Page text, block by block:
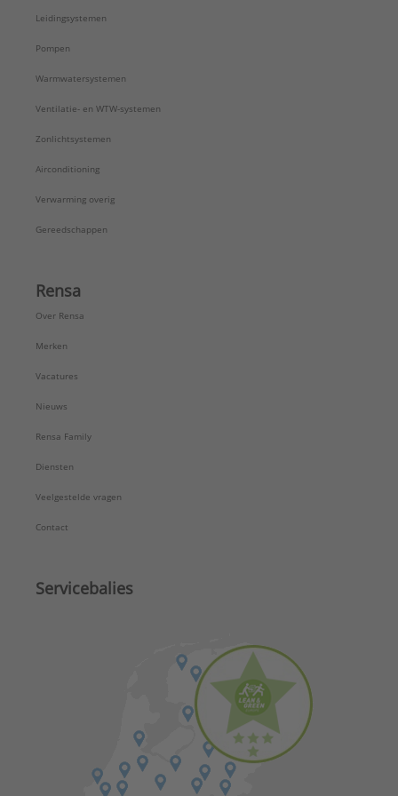
Leidingsystemen
Pompen
Warmwatersystemen
Ventilatie- en WTW-systemen
Zonlichtsystemen
Airconditioning
Verwarming overig
Gereedschappen
Rensa
Over Rensa
Merken
Vacatures
Nieuws
Rensa Family
Diensten
Veelgestelde vragen
Contact
Servicebalies